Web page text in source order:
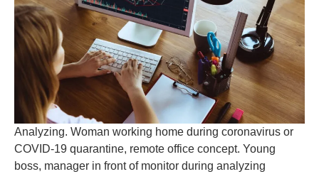
Analyzing. Woman working home during coronavirus or
COVID-19 quarantine, remote office concept. Young
boss, manager in front of monitor during analyzing